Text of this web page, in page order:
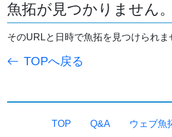
魚拓が見つかりません。
そのURLと日時で魚拓を見つけられま
TOPへ戻る
TOP Q&A ウェブ魚